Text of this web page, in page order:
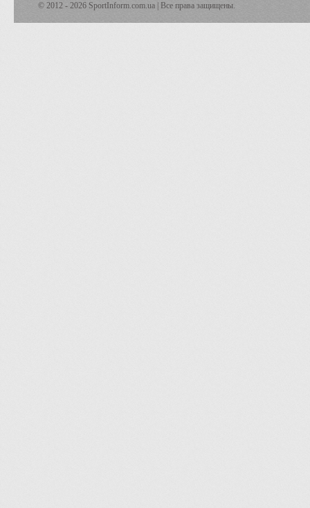
© 2012 - 2026 SportInform.com.ua | Все права защищены.